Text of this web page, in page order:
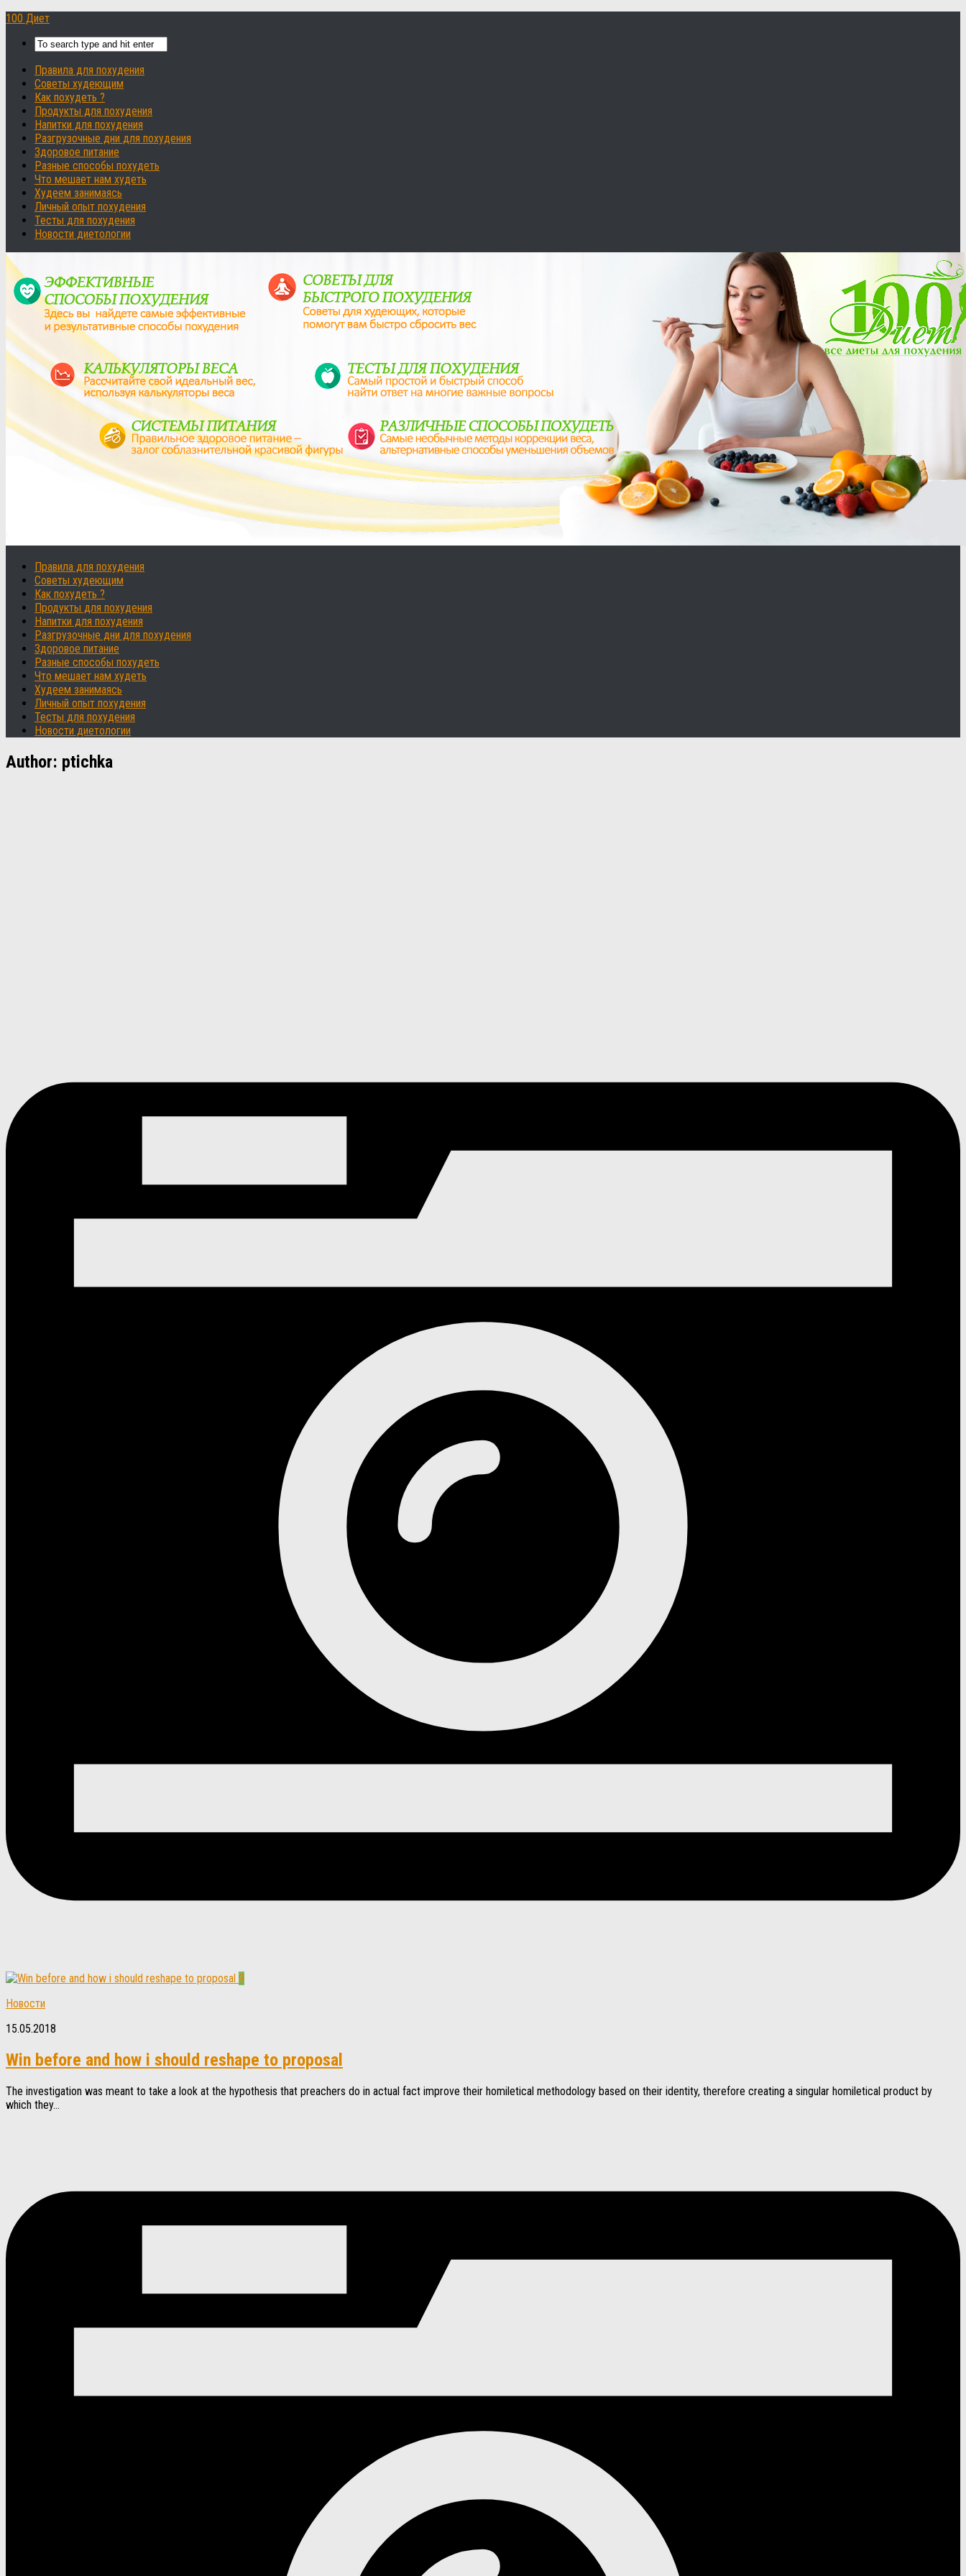
100 Диет
Правила для похудения
Советы худеющим
Как похудеть ?
Продукты для похудения
Напитки для похудения
Разгрузочные дни для похудения
Здоровое питание
Разные способы похудеть
Что мешает нам худеть
Худеем занимаясь
Личный опыт похудения
Тесты для похудения
Новости диетологии
Правила для похудения
Советы худеющим
Как похудеть ?
Продукты для похудения
Напитки для похудения
Разгрузочные дни для похудения
Здоровое питание
Разные способы похудеть
Что мешает нам худеть
Худеем занимаясь
Личный опыт похудения
Тесты для похудения
Новости диетологии
Author: ptichka
9
Новости
15.05.2018
Win before and how i should reshape to proposal
The investigation was meant to take a look at the hypothesis that preachers do in actual fact improve their homiletical methodology based on their identity, therefore creating a singular homiletical product by
which they...